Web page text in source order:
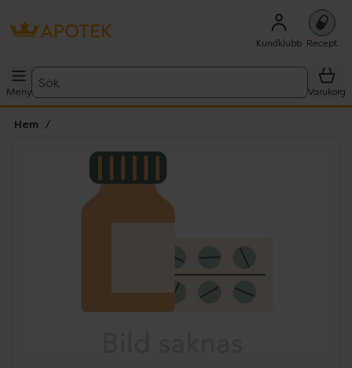
Kundklubb Recept
Meny
Sök
Varukorg
Hem
Lista: . Innehåller 1 objekt.